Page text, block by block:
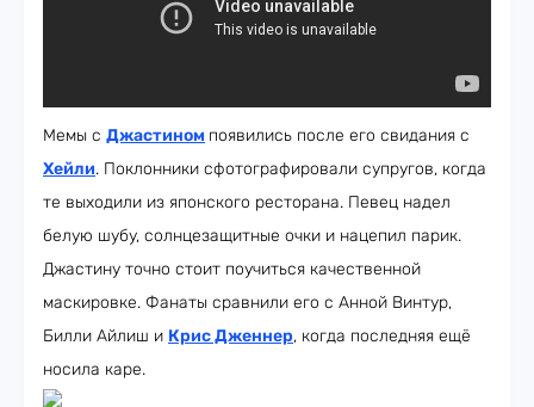
Мемы с Джастином появились после его свидания с
Хейли. Поклонники сфотографировали супругов, когда
те выходили из японского ресторана. Певец надел
белую шубу, солнцезащитные очки и нацепил парик.
Джастину точно стоит поучиться качественной
маскировке. Фанаты сравнили его с Анной Винтур,
Билли Айлиш и Крис Дженнер, когда последняя ещё
носила каре.